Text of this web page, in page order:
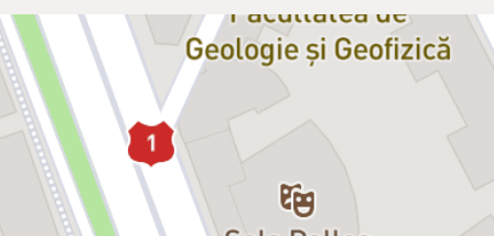
regizoare de origine română stabilită în Franța, este cunoscută pe
plan internațional pentru piesele sale de teatru care abordează
teme precum alienarea, mecanismele de putere, criza identitară,
efectele globalizării asupra individului.
Într-o lume aflată astăzi într-o criză mai acută decât oricând,
Secundar
de Alexandra Badea este o reflectare a insecurității
structurale pe care o traversăm și care imaginează și alternative la
impasul actual.